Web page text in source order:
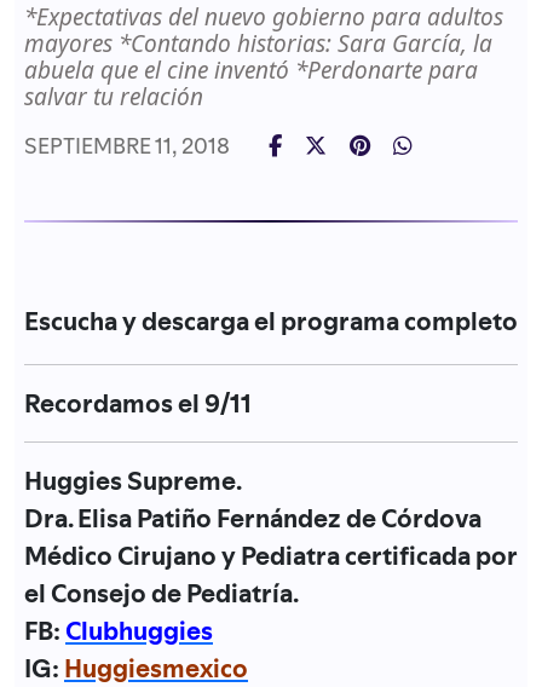
*Expectativas del nuevo gobierno para adultos
mayores *Contando historias: Sara García, la
abuela que el cine inventó *Perdonarte para
salvar tu relación
SEPTIEMBRE 11, 2018
Escucha y descarga el programa completo
Recordamos el 9/11
Huggies Supreme.
Dra. Elisa Patiño Fernández de Córdova
Médico Cirujano y Pediatra certificada por
el Consejo de Pediatría.
FB:Clubhuggies
IG: Huggiesmexico